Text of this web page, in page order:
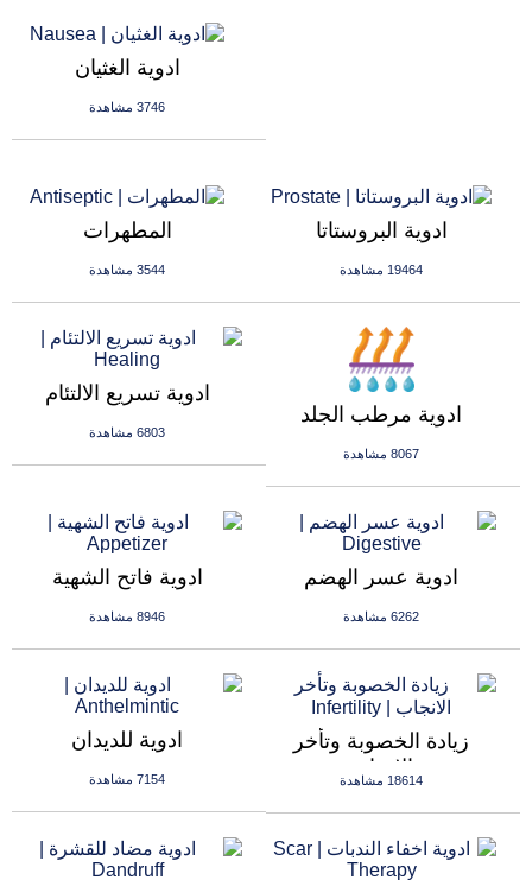
ادوية الغثيان
3746 مشاهدة
المطهرات
3544 مشاهدة
ادوية البروستاتا
19464 مشاهدة
ادوية تسريع الالتئام
6803 مشاهدة
ادوية مرطب الجلد
8067 مشاهدة
ادوية فاتح الشهية
8946 مشاهدة
ادوية عسر الهضم
6262 مشاهدة
ادوية للديدان
7154 مشاهدة
زيادة الخصوبة وتأخر
الانجاب
18614 مشاهدة